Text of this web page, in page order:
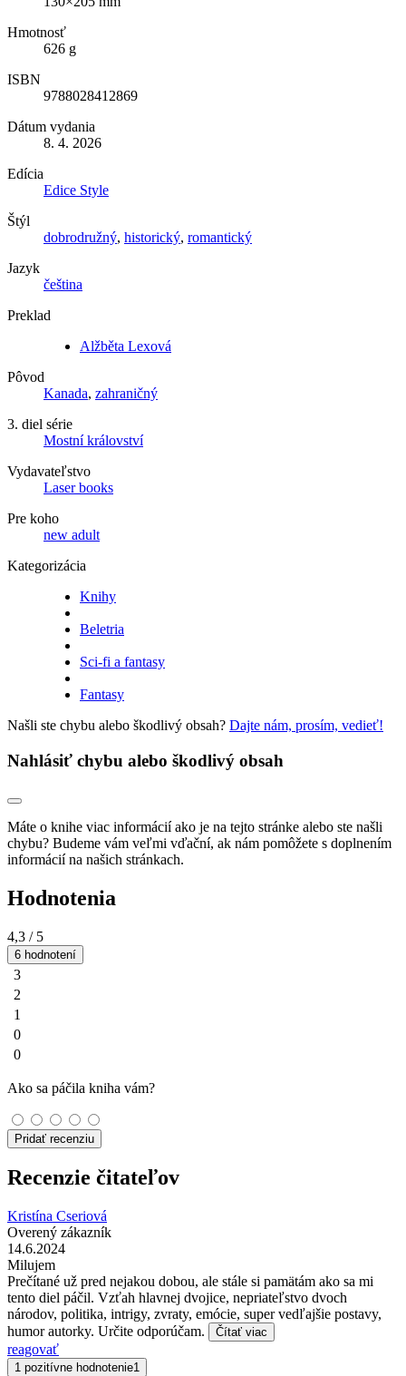
Hmotnosť
626 g
ISBN
9788028412869
Dátum vydania
8. 4. 2026
Edícia
Edice Style
Štýl
dobrodružný, historický, romantický
Jazyk
čeština
Preklad
Alžběta Lexová
Pôvod
Kanada, zahraničný
3. diel série
Mostní království
Vydavateľstvo
Laser books
Pre koho
new adult
Kategorizácia
Knihy
Beletria
Sci-fi a fantasy
Fantasy
Našli ste chybu alebo škodlivý obsah? Dajte nám, prosím, vedieť!
Nahlásiť chybu alebo škodlivý obsah
Máte o knihe viac informácií ako je na tejto stránke alebo ste našli
chybu? Budeme vám veľmi vďační, ak nám pomôžete s doplnením
informácií na našich stránkach.
Hodnotenia
4,3 / 5
6 hodnotení
3
2
1
0
0
Ako sa páčila kniha vám?
Pridať recenziu
Recenzie čitateľov
Kristína Cseriová
Overený zákazník
14.6.2024
Milujem
Prečítané už pred nejakou dobou, ale stále si pamätám ako sa mi
tento diel páčil. Vzťah hlavnej dvojice, nepriateľstvo dvoch
národov, politika, intrigy, zvraty, emócie, super vedľajšie postavy,
humor autorky. Určite odporúčam.
Čítať viac
reagovať
1 pozitívne hodnotenie1